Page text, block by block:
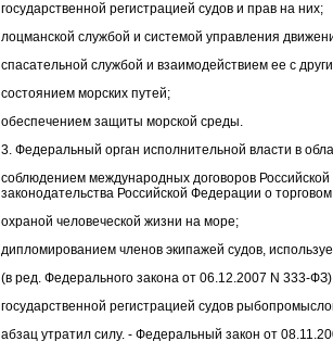
государственной регистрацией судов и прав на них;
лоцманской службой и системой управления
спасательной службой и взаимодействием ее с
состоянием морских путей;
обеспечением защиты морской среды.
3. Федеральный орган исполнительной власти в
соблюдением международных договоров
законодательства Российской Федерации о
охраной человеческой жизни на море;
дипломированием членов экипажей судов,
(в ред. Федерального закона от 06.12.2007 N 333-ФЗ)
государственной регистрацией судов
абзац утратил силу. - Федеральный закон от